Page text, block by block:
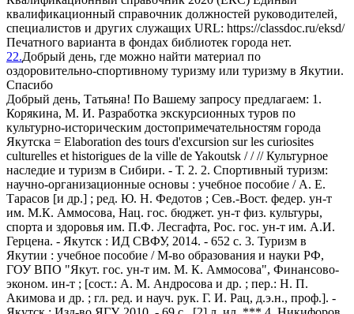
квалификационный справочник должностей руководителей,
специалистов и других служащих URL: https://classdoc.ru/eksd/
Печатного варианта в фондах библиотек города нет.
22.Добрый день, где можно найти материал по
оздоровительно-спортивному туризму или туризму в Якутии.
Спасибо
Добрый день, Татьяна! По Вашему запросу предлагаем: 1.
Корякина, М. И. Разработка экскурсионных туров по
культурно-историческим достопримечательностям города
Якутска = Elaboration des tours d'excursion sur les curiosites
culturelles et historigues de la ville de Yakoutsk / / // Культурное
наследие и туризм в Сибири. - Т. 2. 2. Спортивный туризм:
научно-организационные основы : учебное пособие / А. Е.
Тарасов [и др.] ; ред. Ю. Н. Федотов ; Сев.-Вост. федер. ун-т
им. М.К. Аммосова, Нац. гос. бюджет. ун-т физ. культуры,
спорта и здоровья им. П.Ф. Лесгафта, Рос. гос. ун-т им. А.И.
Герцена. - Якутск : ИД СВФУ, 2014. - 652 с. 3. Туризм в
Якутии : учебное пособие / М-во образования и науки РФ,
ГОУ ВПО "Якут. гос. ун-т им. М. К. Аммосова", Финансово-
эконом. ин-т ; [сост.: А. М. Андросова и др. ; пер.: Н. П.
Акимова и др. ; гл. ред. и науч. рук. Г. И. Рац, д.э.н., проф.]. -